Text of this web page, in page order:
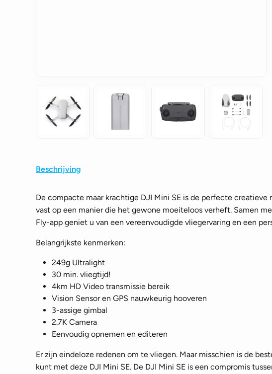
Beschrijving
De compacte maar krachtige DJI Mini SE is de perfecte
vast op een manier die het gewone moeiteloos verheft. Samen
Fly-app geniet u van een vereenvoudigde vliegervaring en een
Belangrijkste kenmerken:
249g Ultralight
30 min. vliegtijd!
4km HD Video transmissie bereik
Vision Sensor en GPS nauwkeurig hooveren
3-assige gimbal
2.7K Camera
Eenvoudig opnemen en editeren
Er zijn eindeloze redenen om te vliegen. Maar misschien is de
kunt met deze DJI Mini SE. De DJI Mini SE is een compromis